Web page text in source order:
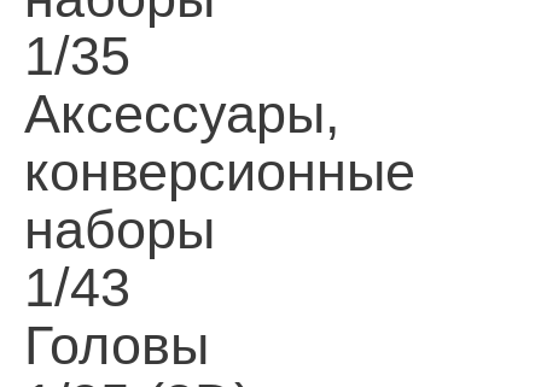
1/35
Аксессуары,
конверсионные
наборы
1/43
Головы